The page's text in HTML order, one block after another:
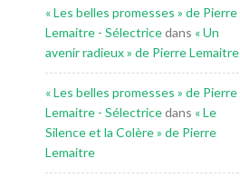
« Les belles promesses » de Pierre
Lemaitre - Sélectricedans « Un
avenir radieux » de Pierre Lemaitre
« Les belles promesses » de Pierre
Lemaitre - Sélectricedans « Le
Silence et la Colère » de Pierre
Lemaitre